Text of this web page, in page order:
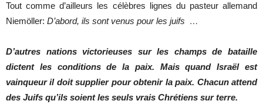
Tout comme d’ailleurs les célèbres lignes du pasteur allemand
Niemöller: D’abord, ils sont venus pour les juifs …
D’autres nations victorieuses sur les champs de bataille
dictent les conditions de la paix. Mais quand Israël est
vainqueur il doit supplier pour obtenir la paix. Chacun attend
des Juifs qu’ils soient les seuls vrais Chrétiens sur terre.